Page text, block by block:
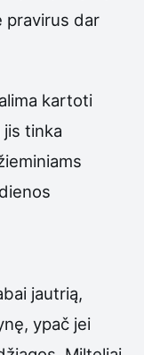
pravirus dar
kartoti
jis tinka
jautrią,
ypač jei